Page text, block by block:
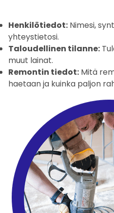
Henkilötiedot: Nimesi,
yhteystietosi.
Taloudellinen tilanne:
muut lainat.
Remontin tiedot: Mitä
haetaan ja kuinka paljon